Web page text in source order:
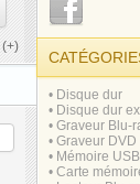
(+)
• Disque dur
• Disque dur
• Graveur Blu-
• Graveur DVD
• Mémoire USB
• Carte